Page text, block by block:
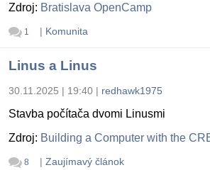
Zdroj: Bratislava OpenCamp
1 | Komunita
Linus a Linus
30.11.2025 | 19:40 | redhawk1975
Stavba počítača dvomi Linusmi
Zdroj: Building a Computer with the
8 | Zaujímavý článok